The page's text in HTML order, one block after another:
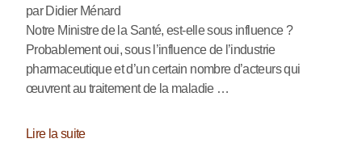
par Didier Ménard
Notre Ministre de la Santé, est-elle sous influence ?
Probablement oui, sous l’influence de l’industrie
pharmaceutique et d’un certain nombre d’acteurs qui
œuvrent au traitement de la maladie …
Lire la suite